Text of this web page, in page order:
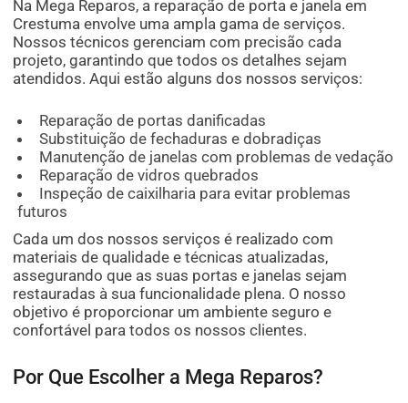
Na Mega Reparos, a reparação de porta e janela em
Crestuma envolve uma ampla gama de serviços.
Nossos técnicos gerenciam com precisão cada
projeto, garantindo que todos os detalhes sejam
atendidos. Aqui estão alguns dos nossos serviços:
Reparação de portas danificadas
Substituição de fechaduras e dobradiças
Manutenção de janelas com problemas de vedação
Reparação de vidros quebrados
Inspeção de caixilharia para evitar problemas
futuros
Cada um dos nossos serviços é realizado com
materiais de qualidade e técnicas atualizadas,
assegurando que as suas portas e janelas sejam
restauradas à sua funcionalidade plena. O nosso
objetivo é proporcionar um ambiente seguro e
confortável para todos os nossos clientes.
Por Que Escolher a Mega Reparos?